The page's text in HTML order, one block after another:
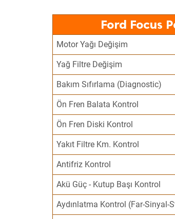
Ford Focus
Motor Yağı Değişim
Yağ Filtre Değişim
Bakım Sıfırlama (Diagnostic)
Ön Fren Balata Kontrol
Ön Fren Diski Kontrol
Yakıt Filtre Km. Kontrol
Antifriz Kontrol
Akü Güç - Kutup Başı Kontrol
Aydınlatma Kontrol (Far-Sinyal-